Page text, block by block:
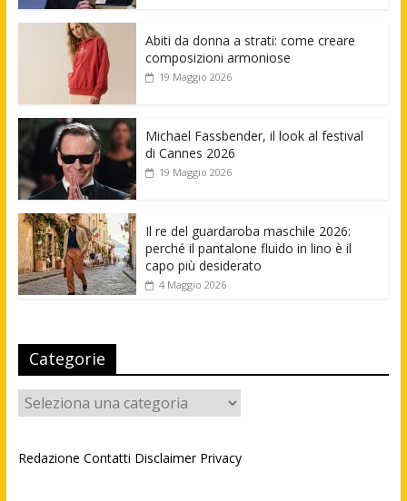
Abiti da donna a strati: come creare
composizioni armoniose
19 Maggio 2026
Michael Fassbender, il look al festival
di Cannes 2026
19 Maggio 2026
Il re del guardaroba maschile 2026:
perché il pantalone fluido in lino è il
capo più desiderato
4 Maggio 2026
Categorie
Categorie
Redazione Contatti Disclaimer Privacy